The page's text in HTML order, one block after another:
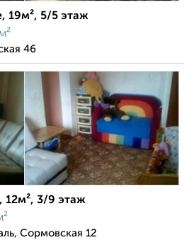
19м², 5/5 этаж
46
3/9 этаж
Сормовская 12